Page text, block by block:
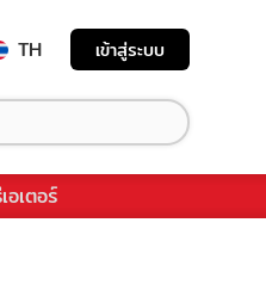
TH เข้าสู่ระบบ
อเตอร์